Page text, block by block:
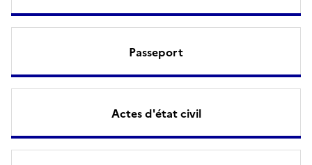
Passeport
Actes d'état civil